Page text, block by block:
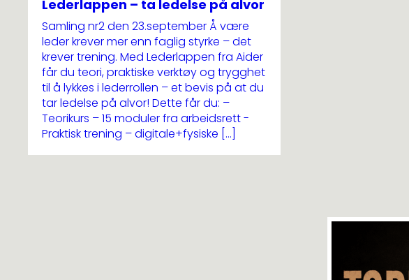
Lederlappen – ta ledelse på alvor
Samling nr2 den 23.september Å være
leder krever mer enn faglig styrke – det
krever trening. Med Lederlappen fra Aider
får du teori, praktiske verktøy og trygghet
til å lykkes i lederrollen – et bevis på at du
tar ledelse på alvor! Dette får du: –
Teorikurs – 15 moduler fra arbeidsrett -
Praktisk trening – digitale+fysiske […]